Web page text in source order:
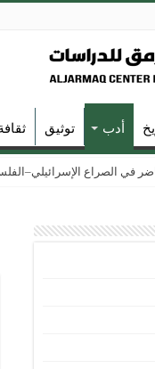
أدب توثيق
في الصراع